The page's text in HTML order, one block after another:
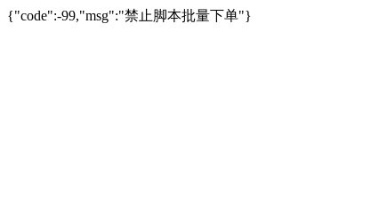
{"code":-99,"msg":"禁止脚本批量下单"}